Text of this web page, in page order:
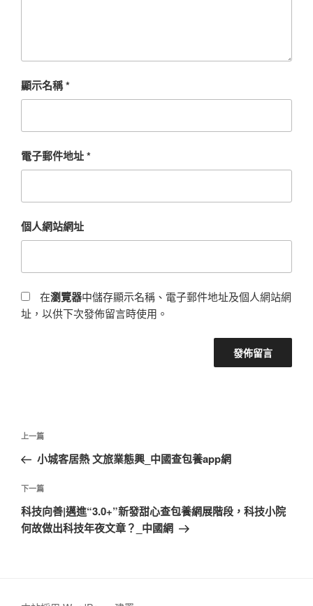
顯示名稱*
電子郵件地址*
個人網站網址
在瀏覽器中儲存顯示名稱、電子郵件地址及個人網站網
址，以供下次發佈留言時使用。
文
導
覽
上
一
文
章
上一篇
小城客居熱 文旅業態興_中國查包養app網
下
一
篇
下一篇
科技向善|邁進“3.0+”新發甜心查包養網展階段，科技小院
何故做出科技年夜文章？_中國網